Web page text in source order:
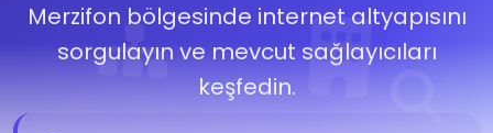
Merzifon bölgesinde internet altyapısını
sorgulayın ve mevcut sağlayıcıları
keşfedin.